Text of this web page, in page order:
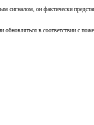
сигналом, он фактически
обновляться в соответствии с